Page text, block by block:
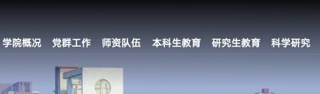
学院概况 党群工作 师资队伍 本科生教育 研究生教育 科学研究